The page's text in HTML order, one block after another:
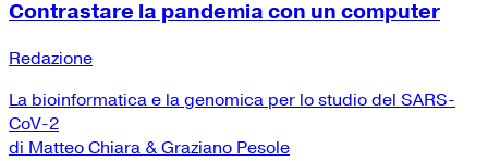
Contrastare la pandemia con un computer
Redazione
La bioinformatica e la genomica per lo studio del SARS-
CoV-2
di Matteo Chiara & Graziano Pesole